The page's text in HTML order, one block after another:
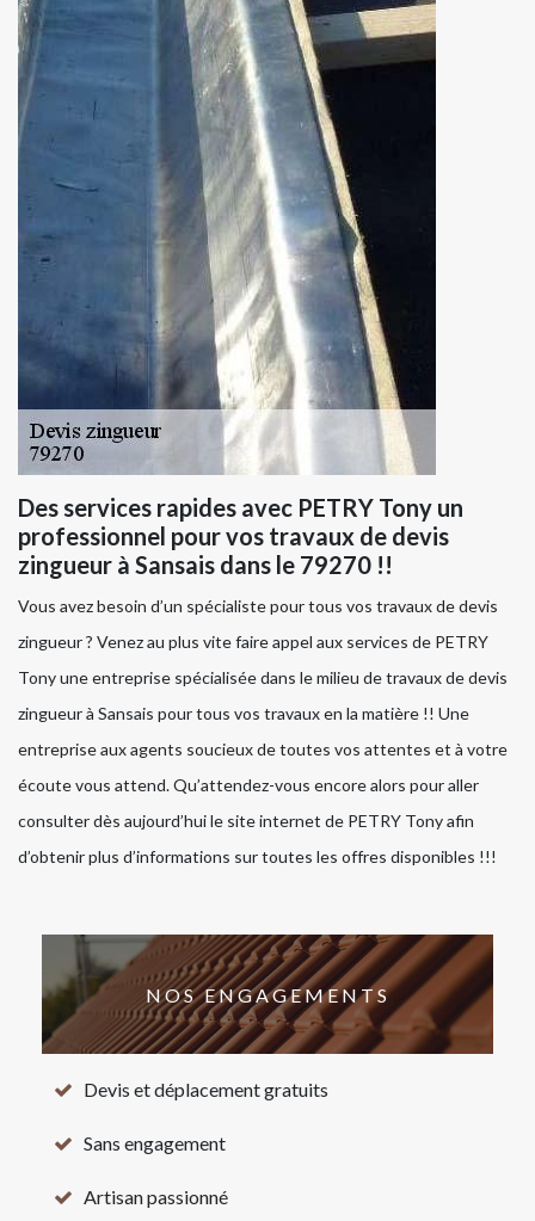
Des services rapides avec PETRY Tony un
professionnel pour vos travaux de devis
zingueur à Sansais dans le 79270 !!
Vous avez besoin d’un spécialiste pour tous vos travaux de devis
zingueur ? Venez au plus vite faire appel aux services de PETRY
Tony une entreprise spécialisée dans le milieu de travaux de devis
zingueur à Sansais pour tous vos travaux en la matière !! Une
entreprise aux agents soucieux de toutes vos attentes et à votre
écoute vous attend. Qu’attendez-vous encore alors pour aller
consulter dès aujourd’hui le site internet de PETRY Tony afin
d’obtenir plus d’informations sur toutes les offres disponibles !!!
NOS ENGAGEMENTS
Devis et déplacement gratuits
Sans engagement
Artisan passionné